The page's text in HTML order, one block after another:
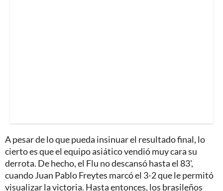
A pesar de lo que pueda insinuar el resultado final, lo
cierto es que el equipo asiático vendió muy cara su
derrota. De hecho, el Flu no descansó hasta el 83',
cuando Juan Pablo Freytes marcó el 3-2 que le permitó
visualizar la victoria. Hasta entonces, los brasileños